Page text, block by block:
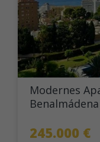
Modernes
245.000 €